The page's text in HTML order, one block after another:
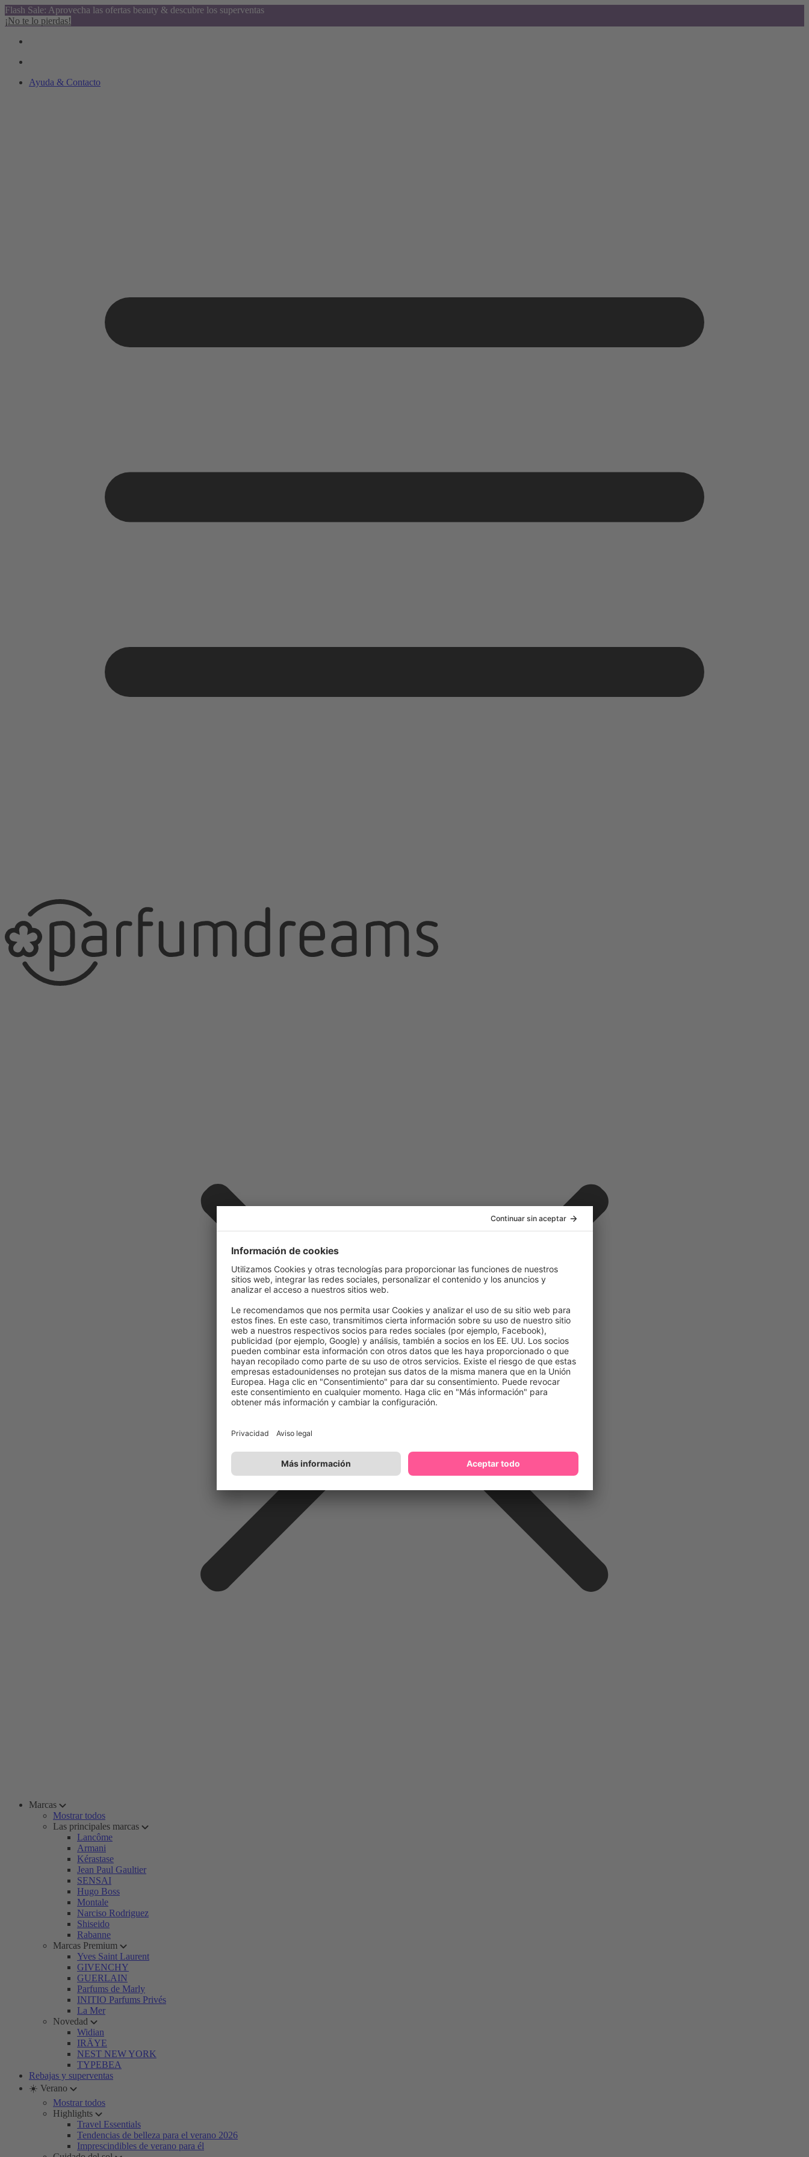
Flash Sale: Aprovecha las ofertas beauty & descubre los superventas
¡No te lo pierdas!
Ayuda & Contacto
Marcas
Mostrar todos
Las principales marcas
Lancôme
Armani
Kérastase
Jean Paul Gaultier
SENSAI
Hugo Boss
Montale
Narciso Rodriguez
Shiseido
Rabanne
Marcas Premium
Yves Saint Laurent
GIVENCHY
GUERLAIN
Parfums de Marly
INITIO Parfums Privés
La Mer
Novedad
Widian
IRÄYE
NEST NEW YORK
TYPEBEA
Rebajas y superventas
☀️ Verano
Mostrar todos
Highlights
Travel Essentials
Tendencias de belleza para el verano 2026
Imprescindibles de verano para él